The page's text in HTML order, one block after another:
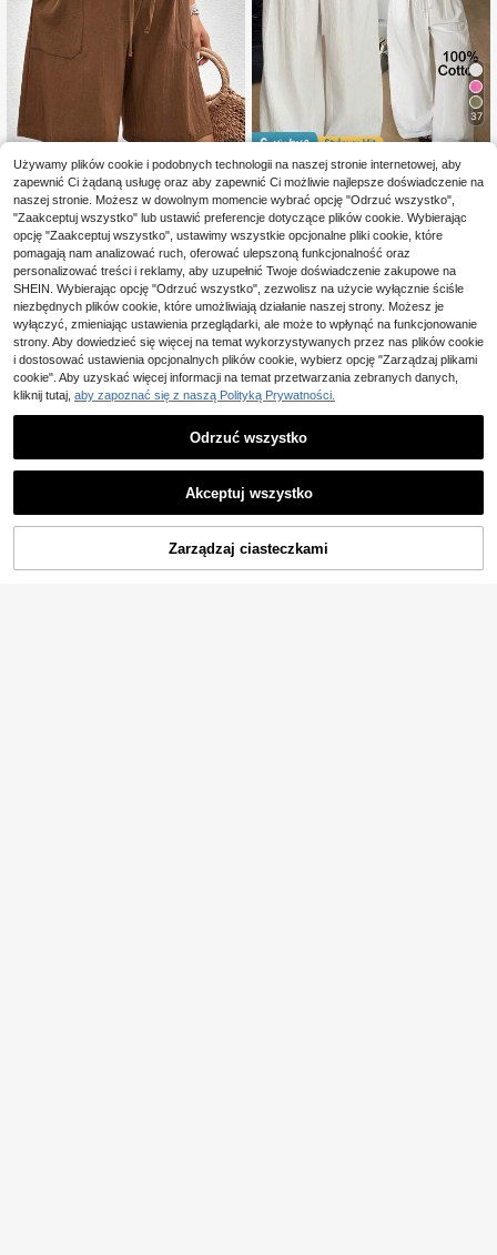
SHEIN Maternity
Magazyn UE SHEIN Szorty ciążowe
w jednolitym kolorze z szerokimi no
gawkami i skręconymi kieszeniami
53,00zł
4-5 dni roboczych
37
Zaoszczędź 0,86zł
#SpodnieWiązane
Magazyn UE Coolane Damskie białe
spodnie plus size na lato i jesień, lu
źne, z wysokim stanem i wiązanie
m w pasie, bawełniane, casualowo
eleganckie w stylu boho, na wyjści
a, wakacje i plażę
85,14zł -1%
86,00zł najniższa cena
4-5 dni roboczych
KUP TERAZ
Używamy plików cookie i podobnych technologii na naszej stronie internetowej, aby
zapewnić Ci żądaną usługę oraz aby zapewnić Ci możliwie najlepsze doświadczenie na
naszej stronie. Możesz w dowolnym momencie wybrać opcję "Odrzuć wszystko",
"Zaakceptuj wszystko" lub ustawić preferencje dotyczące plików cookie. Wybierając
opcję "Zaakceptuj wszystko", ustawimy wszystkie opcjonalne pliki cookie, które
pomagają nam analizować ruch, oferować ulepszoną funkcjonalność oraz
personalizować treści i reklamy, aby uzupełnić Twoje doświadczenie zakupowe na
SHEIN. Wybierając opcję "Odrzuć wszystko", zezwolisz na użycie wyłącznie ściśle
niezbędnych plików cookie, które umożliwiają działanie naszej strony. Możesz je
wyłączyć, zmieniając ustawienia przeglądarki, ale może to wpłynąć na funkcjonowanie
strony. Aby dowiedzieć się więcej na temat wykorzystywanych przez nas plików cookie
i dostosować ustawienia opcjonalnych plików cookie, wybierz opcję "Zarządzaj plikami
cookie". Aby uzyskać więcej informacji na temat przetwarzania zebranych danych,
kliknij tutaj, aby zapoznać się z naszą Polityką Prywatności.
Odrzuć wszystko
Akceptuj wszystko
Zarządzaj ciasteczkami